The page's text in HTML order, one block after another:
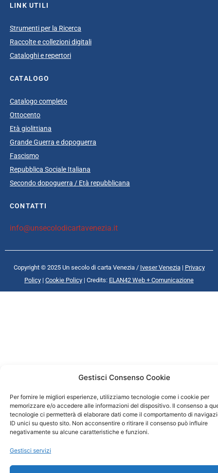
Gestisci Consenso Cookie
Per fornire le migliori esperienze, utilizziamo tecnologie come i cookie per
memorizzare e/o accedere alle informazioni del dispositivo. Il consenso a
tecnologie ci permetterà di elaborare dati come il comportamento di
ID unici su questo sito. Non acconsentire o ritirare il consenso può influire
negativamente su alcune caratteristiche e funzioni.
Gestisci servizi
LINK UTILI
Strumenti per la Ricerca
Raccolte e collezioni digitali
Cataloghi e repertori
CATALOGO
Catalogo completo
Ottocento
Età giolittiana
Grande Guerra e dopoguerra
Fascismo
Repubblica Sociale Italiana
Secondo dopoguerra / Età repubblicana
CONTATTI
info@unsecolodicartavenezia.it
Copyright © 2025 Un secolo di carta Venezia / Iveser Venezia| Privacy
Policy | Cookie Policy | Credits: ELAN42 Web + Comunicazione